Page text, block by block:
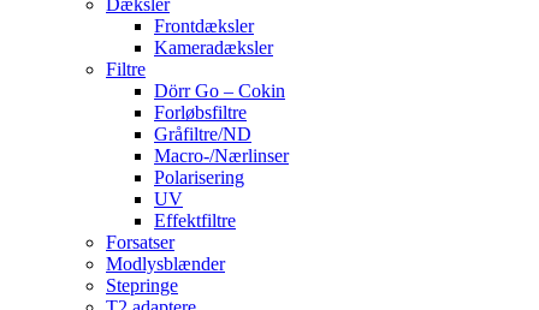
Frontdæksler
Kameradæksler
Filtre
Dörr Go – Cokin
Forløbsfiltre
Gråfiltre/ND
Macro-/Nærlinser
Polarisering
UV
Effektfiltre
Forsatser
Modlysblænder
Stepringe